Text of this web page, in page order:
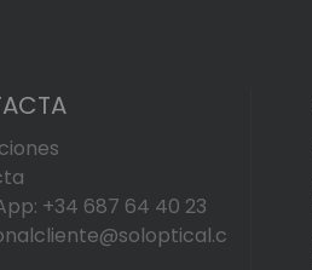
+34 687 64 40 23